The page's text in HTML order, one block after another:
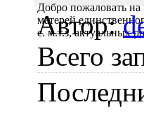
Добро пожаловать
матерей
с. м.т.з, актуальных
Автор:
Всего